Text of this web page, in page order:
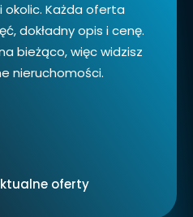
okolic. Każda oferta
dokładny opis i cenę.
bieżąco, więc widzisz
nieruchomości.
oferty